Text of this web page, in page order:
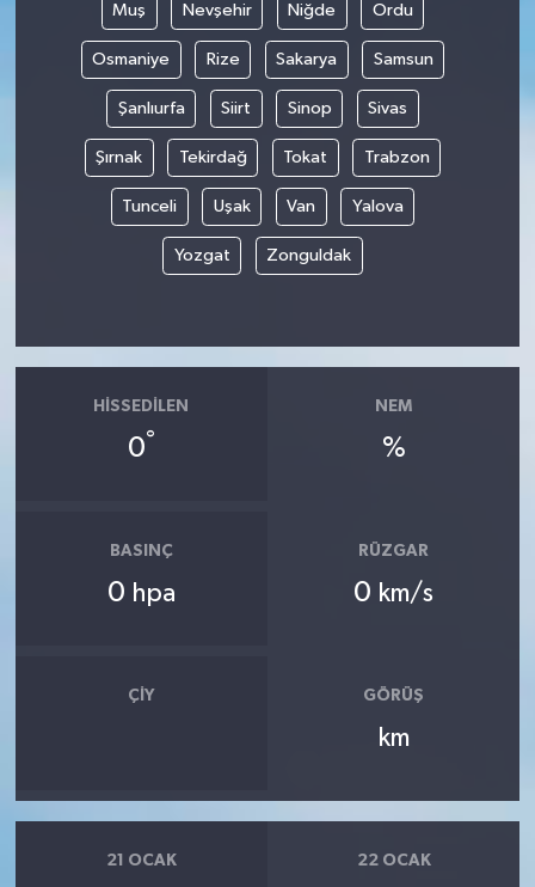
Muş Nevşehir Niğde Ordu
Osmaniye Rize Sakarya Samsun
Şanlıurfa Siirt Sinop Sivas
Şırnak Tekirdağ Tokat Trabzon
Tunceli Uşak Van Yalova
Yozgat Zonguldak
HISSEDILEN
0°
NEM
%
BASINÇ
0 hpa
RÜZGAR
0 km/s
ÇIY GÖRÜŞ
km
21 OCAK 22 OCAK